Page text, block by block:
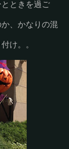
ときを過ご
、かなりの混
け。。